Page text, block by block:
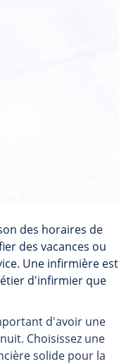
des horaires de
des vacances ou
Une infirmière est
d'infirmier que
d'avoir une
Choisissez une
solide pour la